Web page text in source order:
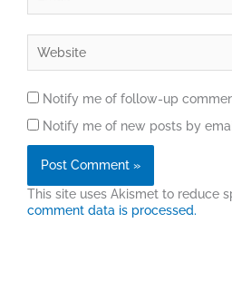
Notify me of follow-up
Notify me of new posts by
This site uses Akismet to reduce
comment data is processed.